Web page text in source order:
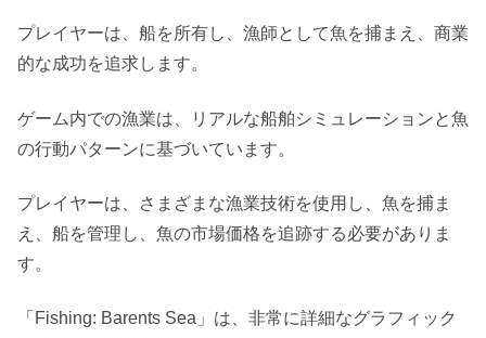
プレイヤーは、船を所有し、漁師として魚を捕まえ、商業
的な成功を追求します。
ゲーム内での漁業は、リアルな船舶シミュレーションと魚
の行動パターンに基づいています。
プレイヤーは、さまざまな漁業技術を使用し、魚を捕ま
え、船を管理し、魚の市場価格を追跡する必要がありま
す。
「Fishing: Barents Sea」は、非常に詳細なグラフィック